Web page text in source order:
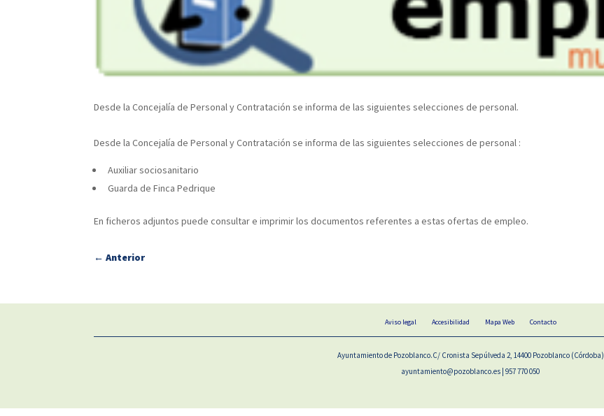
Desde la Concejalía de Personal y Contratación se informa de las siguientes selecciones de personal.
Desde la Concejalía de Personal y Contratación se informa de las siguientes selecciones de personal :
Auxiliar sociosanitario
Guarda de Finca Pedrique
En ficheros adjuntos puede consultar e imprimir los documentos referentes a estas ofertas de empleo.
←Anterior
Aviso legal Accesibilidad Mapa Web Contacto
Ayuntamiento de Pozoblanco.C/ Cronista Sepúlveda 2, 14400 Pozoblanco (Córdoba)
ayuntamiento@pozoblanco.es | 957 770 050